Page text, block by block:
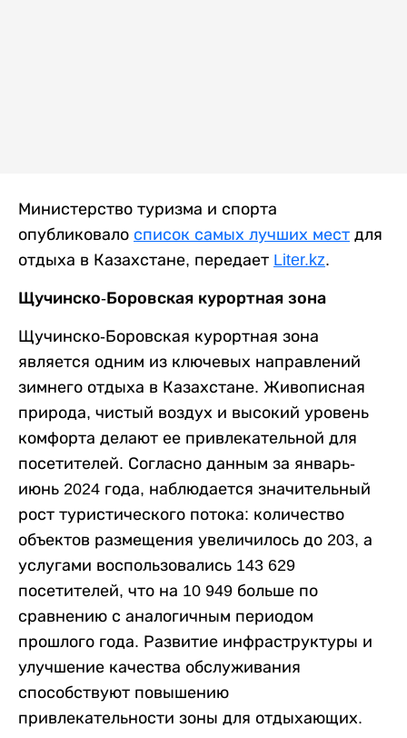
Министерство туризма и спорта
опубликовало список самых лучших мест для
отдыха в Казахстане, передает Liter.kz.
Щучинско-Боровская курортная зона
Щучинско-Боровская курортная зона
является одним из ключевых направлений
зимнего отдыха в Казахстане. Живописная
природа, чистый воздух и высокий уровень
комфорта делают ее привлекательной для
посетителей. Согласно данным за январь-
июнь 2024 года, наблюдается значительный
рост туристического потока: количество
объектов размещения увеличилось до 203, а
услугами воспользовались 143 629
посетителей, что на 10 949 больше по
сравнению с аналогичным периодом
прошлого года. Развитие инфраструктуры и
улучшение качества обслуживания
способствуют повышению
привлекательности зоны для отдыхающих.